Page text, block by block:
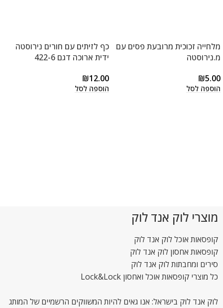
מלחייה זכוכית מרובעת פסים עם
מ.נירוסטה
₪5.00
הוספה לסל
כף לזיתים עם חורים נירוסטה
ידית ארוכה דגם 422-6
₪12.00
הוספה לסל
מוצרי לוק אנד לוק
קופסאות אוכל לוק אנד לוק
קופסאות אחסון לוק אנד לוק
סירים ומחבתות לוק אנד לוק
כל מוצרי קופסאות אוכל ואחסון Lock&Lock
לוק אנד לוק בישראל: אנו גאים להיות המשווקים הרשמיים של המותג